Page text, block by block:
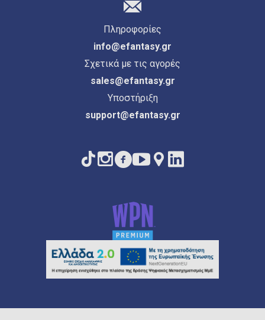
Πληροφορίες
info@efantasy.gr
Σχετικά με τις αγορές
sales@efantasy.gr
Υποστήριξη
support@efantasy.gr